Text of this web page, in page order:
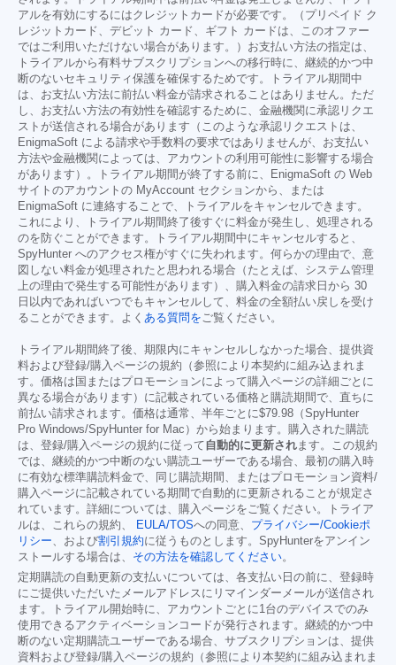
アルを有効にするにはクレジットカードが必要です。（プリペイド ク
レジットカード、デビット カード、ギフト カードは、このオファー
ではご利用いただけない場合があります。）お支払い方法の指定は、
トライアルから有料サブスクリプションへの移行時に、継続的かつ中
断のないセキュリティ保護を確保するためです。トライアル期間中
は、お支払い方法に前払い料金が請求されることはありません。ただ
し、お支払い方法の有効性を確認するために、金融機関に承認リクエ
ストが送信される場合があります（このような承認リクエストは、
EnigmaSoft による請求や手数料の要求ではありませんが、お支払い
方法や金融機関によっては、アカウントの利用可能性に影響する場合
があります）。トライアル期間が終了する前に、EnigmaSoft の Web
サイトのアカウントの MyAccount セクションから、または
EnigmaSoft に連絡することで、トライアルをキャンセルできます。
これにより、トライアル期間終了後すぐに料金が発生し、処理される
のを防ぐことができます。トライアル期間中にキャンセルすると、
SpyHunter へのアクセス権がすぐに失われます。何らかの理由で、意
図しない料金が処理されたと思われる場合（たとえば、システム管理
上の理由で発生する可能性があります）、購入料金の請求日から 30
日以内であればいつでもキャンセルして、料金の全額払い戻しを受け
ることができます。よく ある質問をご覧ください。
トライアル期間終了後、期限内にキャンセルしなかった場合、提供資
料および登録/購入ページの規約（参照により本契約に組み込まれま
す。価格は国またはプロモーションによって購入ページの詳細ごとに
異なる場合があります）に記載されている価格と購読期間で、直ちに
前払い請求されます。価格は通常、半年ごとに$79.98 （SpyHunter
Pro Windows/SpyHunter for Mac）から始まります。購入された購読
は、登録/購入ページの規約に従って 自動的に更新されます。この規約
では、継続的かつ中断のない購読ユーザーである場合、最初の購入時
に有効な標準購読料金で、同じ購読期間、またはプロモーション資料/
購入ページに記載されている期間で自動的に更新されることが規定さ
れています。詳細については、購入ページをご覧ください。トライア
ルは、これらの規約、
EULA/TOSへの同意、 プライバシー/Cookieポ
リシー、および割引規約に従うものとします。SpyHunterをアンイン
ストールする場合は、 その方法を確認してください。
定期購読の自動更新の支払いについては、各支払い日の前に、登録時
にご提供いただいたメールアドレスにリマインダーメールが送信され
ます。トライアル開始時に、アカウントごとに1台のデバイスでのみ
使用できるアクティベーションコードが発行されます。継続的かつ中
断のない定期購読ユーザーである場合、サブスクリプションは、提供
資料および登録/購入ページの規約（参照により本契約に組み込まれま